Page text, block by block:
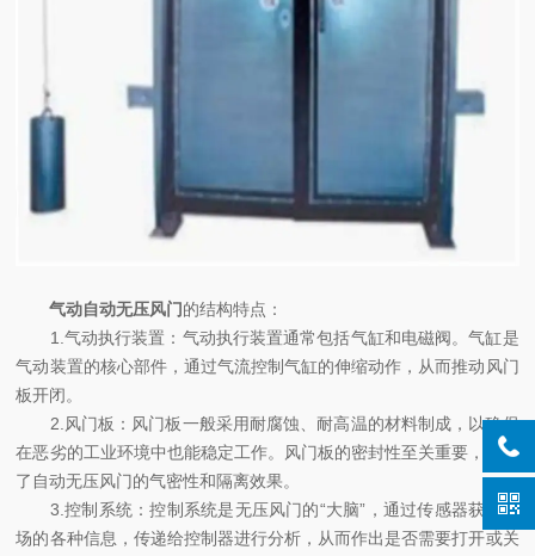
气动自动无压风门的结构特点：
1.气动执行装置：气动执行装置通常包括气缸和电磁阀。气缸是
气动装置的核心部件，通过气流控制气缸的伸缩动作，从而推动风门
板开闭。
2.风门板：风门板一般采用耐腐蚀、耐高温的材料制成，以确保
在恶劣的工业环境中也能稳定工作。风门板的密封性至关重要，决定
了自动无压风门的气密性和隔离效果。
3.控制系统：控制系统是无压风门的“大脑”，通过传感器获取现
场的各种信息，传递给控制器进行分析，从而作出是否需要打开或关